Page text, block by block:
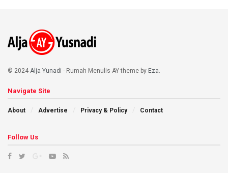
© 2024 Alja Yunadi - Rumah Menulis AY theme by Eza
Navigate Site
About Advertise Privacy & Policy Contact
Follow Us